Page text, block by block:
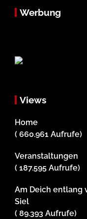
Werbung
Views
Home
( 660.961 Aufrufe)
Veranstaltungen
( 187.595 Aufrufe)
Am Deich entlang
Siel
( 89.393 Aufrufe)